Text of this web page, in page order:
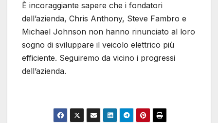
È incoraggiante sapere che i fondatori
dell’azienda, Chris Anthony, Steve Fambro e
Michael Johnson non hanno rinunciato al loro
sogno di sviluppare il veicolo elettrico più
efficiente. Seguiremo da vicino i progressi
dell’azienda.